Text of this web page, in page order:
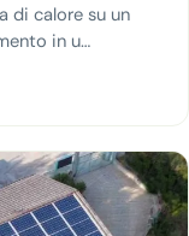
di calore su un
in u…